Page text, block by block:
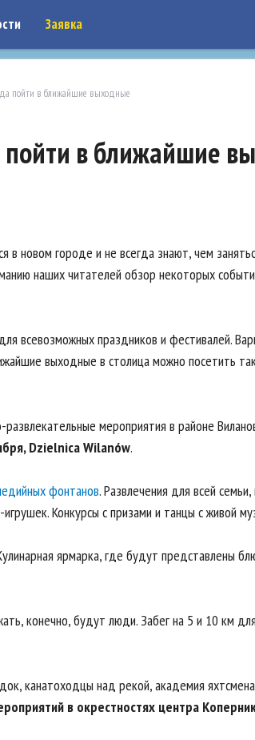
Заявка
пойти в ближайшие выходные
в ближайшие
в новом городе и не всегда знают, чем
наших читателей обзор некоторых
всевозможных праздников и фестивалей.
выходные в столица можно посетить
мероприятия в районе
Dzielnica Wilanów.
фонтанов. Развлечения для всей
Конкурсы с призами и танцы с живой
ярмарка, где будут представлены
конечно, будут люди. Забег на 5 и 10 км
канатоходцы над рекой, академия
в окрестностях центра